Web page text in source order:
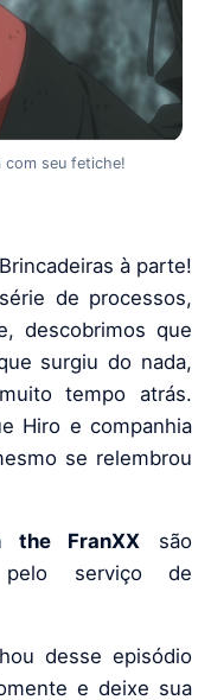
com seu fetiche!
à parte!
de processos,
descobrimos que
surgiu do nada,
tempo atrás.
Hiro e companhia
se relembrou
the FranXX são
pelo serviço de
desse episódio
e deixe sua